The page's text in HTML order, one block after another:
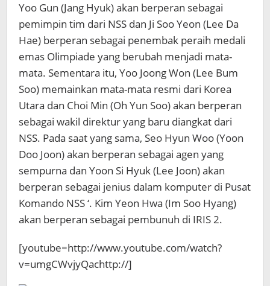
Yoo Gun (Jang Hyuk) akan berperan sebagai
pemimpin tim dari NSS dan Ji Soo Yeon (Lee Da
Hae) berperan sebagai penembak peraih medali
emas Olimpiade yang berubah menjadi mata-
mata. Sementara itu, Yoo Joong Won (Lee Bum
Soo) memainkan mata-mata resmi dari Korea
Utara dan Choi Min (Oh Yun Soo) akan berperan
sebagai wakil direktur yang baru diangkat dari
NSS. Pada saat yang sama, Seo Hyun Woo (Yoon
Doo Joon) akan berperan sebagai agen yang
sempurna dan Yoon Si Hyuk (Lee Joon) akan
berperan sebagai jenius dalam komputer di Pusat
Komando NSS ‘. Kim Yeon Hwa (Im Soo Hyang)
akan berperan sebagai pembunuh di IRIS 2.
[youtube=http://www.youtube.com/watch?
v=umgCWvjyQachttp://]